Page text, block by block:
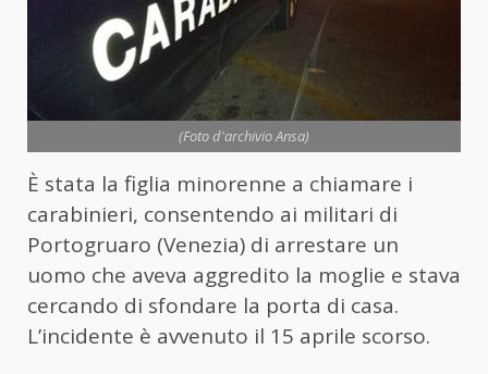
(Foto d'archivio Ansa)
È stata la figlia minorenne a chiamare i
carabinieri, consentendo ai militari di
Portogruaro (Venezia) di arrestare un
uomo che aveva aggredito la moglie e stava
cercando di sfondare la porta di casa.
L’incidente è avvenuto il 15 aprile scorso.